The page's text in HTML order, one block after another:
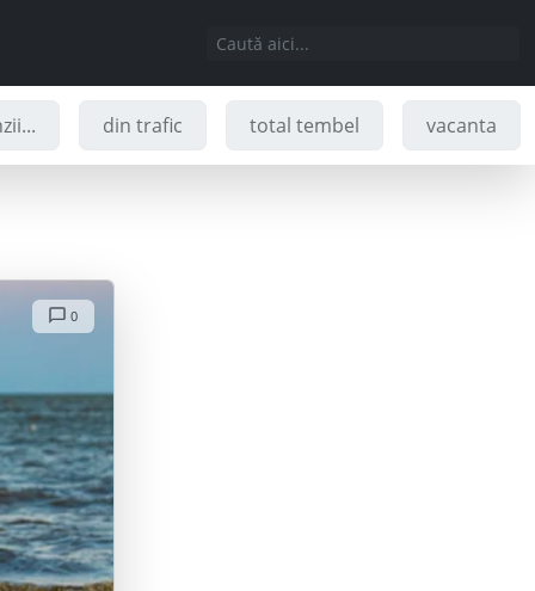
din trafic total tembel vacanta
0